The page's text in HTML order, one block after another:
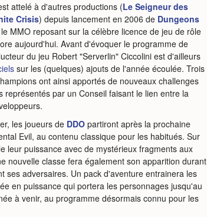
attelé à d'autres productions (Le Seigneur des
Crisis) depuis lancement en 2006 de Dungeons
MMO reposant sur la célèbre licence de jeu de rôle
aujourd'hui. Avant d'évoquer le programme de
du jeu Robert "Serverlin" Ciccolini est d'ailleurs
sur les (quelques) ajouts de l'année écoulée. Trois
ont ainsi apportés de nouveaux challenges
représentés par un Conseil faisant le lien entre la
les joueurs de DDO partiront après la prochaine
Evil, au contenu classique pour les habitués. Sur
leur puissance avec de mystérieux fragments aux
nouvelle classe fera également son apparition durant
ses adversaires. Un pack d'aventure entrainera les
en puissance qui portera les personnages jusqu'au
à venir, au programme désormais connu pour les